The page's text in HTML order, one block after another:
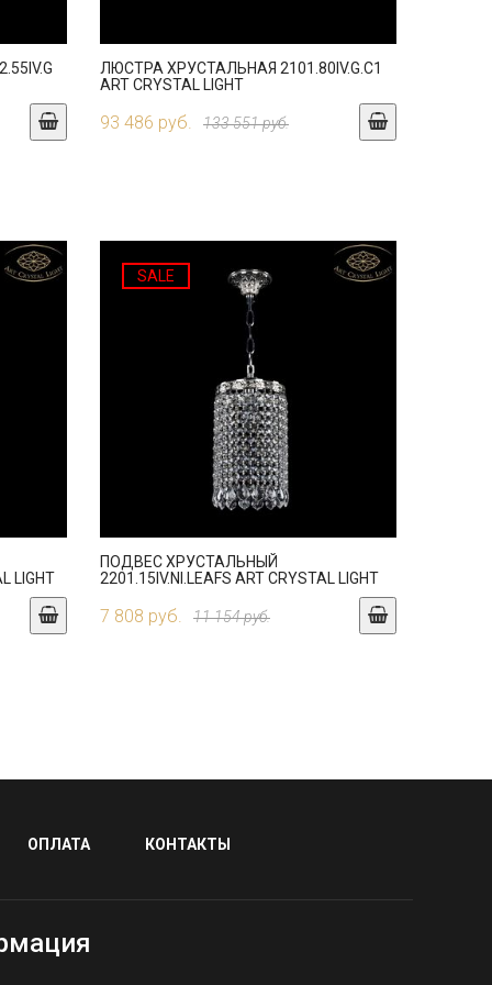
ЛЮСТРА ХРУСТАЛЬНАЯ 2101.80IV.G.C1
ART CRYSTAL LIGHT
93 486 руб. 133 551 руб.
LIGHT
SALE
ПОДВЕС ХРУСТАЛЬНЫЙ
2201.15IV.NI.LEAFS ART CRYSTAL LIGHT
7 808 руб. 11 154 руб.
ОПЛАТА КОНТАКТЫ